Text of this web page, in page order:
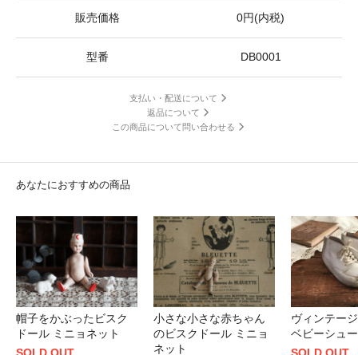
販売価格 0円(内税)
型番 DB0001
支払い・配送について
返品について
この商品について問い合わせる
あなたにおすすめの商品
帽子をかぶったビスク
ドール ミニョネット
小さな小さな赤ちゃん
のビスクドール ミニョ
ネット
ヴィンテー
ベビーシュ